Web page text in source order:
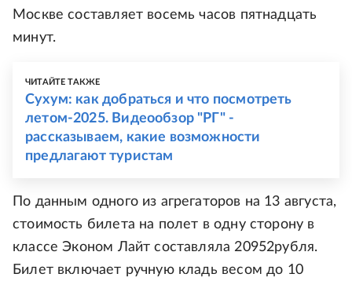
Москве составляет восемь часов пятнадцать
минут.
ЧИТАЙТЕ ТАКЖЕ
Сухум: как добраться и что посмотреть
летом-2025. Видеообзор "РГ" -
рассказываем, какие возможности
предлагают туристам
По данным одного из агрегаторов на 13 августа,
стоимость билета на полет в одну сторону в
классе Эконом Лайт составляла 20952рубля.
Билет включает ручную кладь весом до 10